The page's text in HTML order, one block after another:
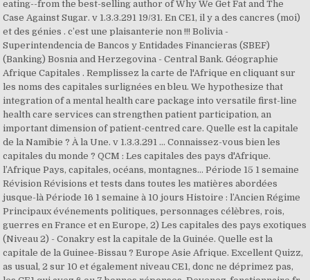
eating--from the best-selling author of Why We Get Fat and The
Case Against Sugar. v 1.3.3.291 19/31. En CE1, il y a des cancres (moi)
et des génies . c’est une plaisanterie non !!! Bolivia -
Superintendencia de Bancos y Entidades Financieras (SBEF)
(Banking) Bosnia and Herzegovina - Central Bank. Géographie
Afrique Capitales . Remplissez la carte de l'Afrique en cliquant sur
les noms des capitales surlignées en bleu. We hypothesize that
integration of a mental health care package into versatile first-line
health care services can strengthen patient participation, an
important dimension of patient-centred care. Quelle est la capitale
de la Namibie ? À la Une. v 1.3.3.291 ... Connaissez-vous bien les
capitales du monde ? QCM : Les capitales des pays d'Afrique.
l’Afrique Pays, capitales, océans, montagnes... Période 15 1 semaine
Révision Révisions et tests dans toutes les matières abordées
jusque-là Période 16 1 semaine à 10 jours Histoire : l’Ancien Régime
Principaux événements politiques, personnages célèbres, rois,
guerres en France et en Europe, 2) Les capitales des pays exotiques
(Niveau 2) - Conakry est la capitale de la Guinée. Quelle est la
capitale de la Guinee-Bissau ? Europe Asie Afrique. Excellent Quizz,
as usual, 2 sur 10 et également niveau CE1, donc ne déprimez pas,